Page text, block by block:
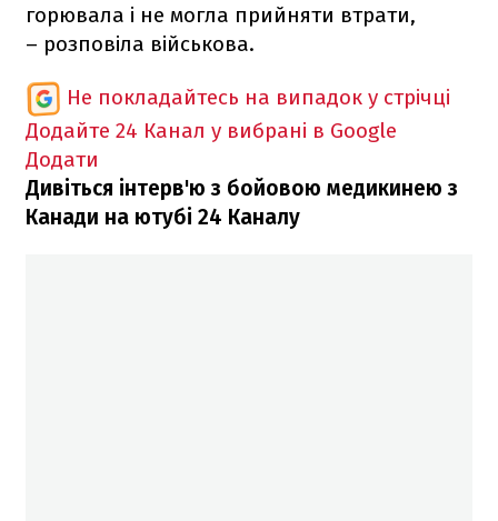
горювала і не могла прийняти втрати,
– розповіла військова.
Не покладайтесь на випадок у стрічці
Додайте 24 Канал у вибрані в Google
Додати
Дивіться інтерв'ю з бойовою медикинею з
Канади на ютубі 24 Каналу